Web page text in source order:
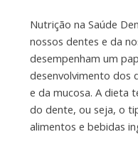
Nutrição na Saúde
nossos dentes e da
desempenham um
desenvolvimento dos
e da mucosa. A dieta
do dente, ou seja, o
alimentos e bebidas